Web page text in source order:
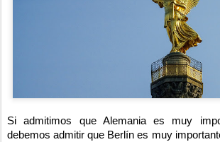
Si admitimos que Alemania es muy
debemos admitir que Berlín es muy